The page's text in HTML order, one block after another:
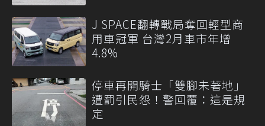
J SPACE翻轉戰局奪回輕型商
用車冠軍 台灣2月車市年增
4.8%
停車再開騎士「雙腳未著地」
遭罰引民怨！警回覆：這是規
定